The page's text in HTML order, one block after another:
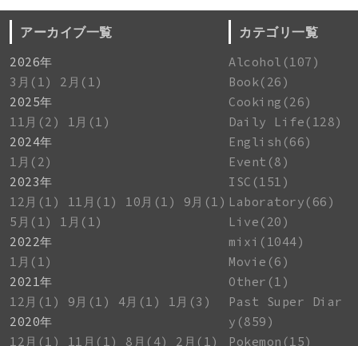
アーカイブ一覧
2026年
3月(1)
2月(1)
2025年
11月(2)
1月(1)
2024年
1月(2)
2023年
12月(1)
11月(1) 10月(1)
9月(1)
5月(1)
1月(1)
2022年
1月(1)
2021年
12月(1)
9月(1) 4月(1)
1月(3)
2020年
12月(1)
11月(1) 8月(4) 2月(1)
カテゴリ一覧
Alcohol(107)
Book(26)
Cooking(26)
Daily Life(128)
English(66)
Event(8)
ISC(151)
Laboratory(66)
Live(20)
mixi(1044)
Movie(6)
Other(1)
Past Super Diar
y(859)
Pokemon(15)